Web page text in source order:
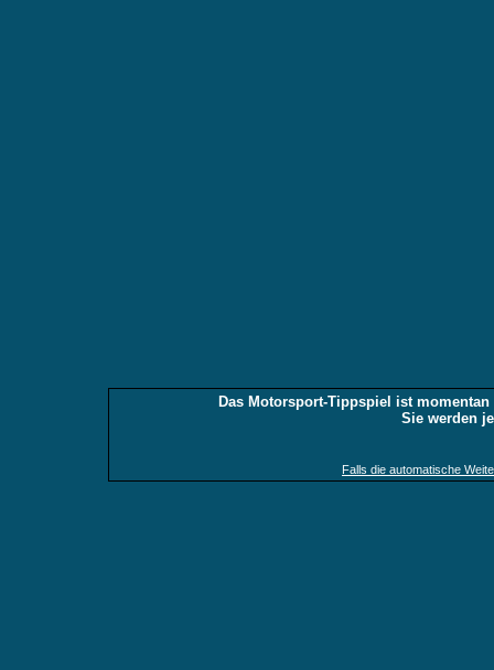
Das Motorsport-Tippspiel ist
Sie werden
Falls die automatische